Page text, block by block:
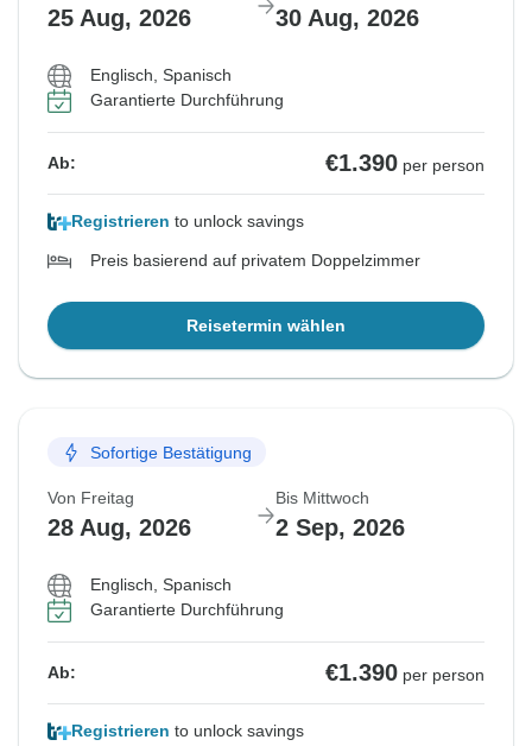
25 Aug, 2026 30 Aug, 2026
Englisch, Spanisch
Garantierte Durchführung
Ab: €1.390 per person
Registrieren to unlock savings
Preis basierend auf privatem Doppelzimmer
Reisetermin wählen
Sofortige Bestätigung
Von Freitag
28 Aug, 2026
Bis Mittwoch
2 Sep, 2026
Englisch, Spanisch
Garantierte Durchführung
Ab: €1.390 per person
Registrieren to unlock savings